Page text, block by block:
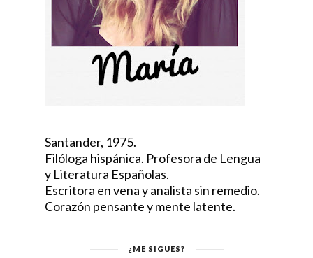
Santander, 1975.
Filóloga hispánica. Profesora de Lengua
y Literatura Españolas.
Escritora en vena y analista sin remedio.
Corazón pensante y mente latente.
¿ME SIGUES?